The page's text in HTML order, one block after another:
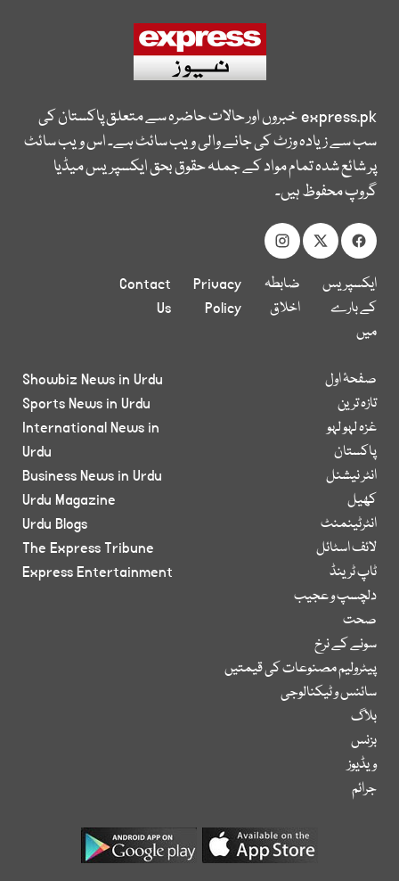
express.pkخبروں اور حالات حاضرہ سے متعلق پاکستان کی
سب سے زیادہ وزٹ کی جانے والی ویب سائٹ ہے۔ اس ویب سائٹ
پر شائع شدہ تمام مواد کے جملہ حقوق بحق ایکسپریس میڈیا
گروپ محفوظ ہیں۔
ایکسپریس
کے بارے
میں
ضابطہ
اخلاق
Privacy
Policy
Contact
Us
صفحۂ اول
تازہ ترین
غزہ لہو لہو
پاکستان
انٹر نیشنل
کھیل
انٹرٹینمنٹ
لائف اسٹائل
ٹاپ ٹرینڈ
دلچسپ و عجیب
صحت
سونے کے نرخ
پیٹرولیم مصنوعات کی قیمتیں
سائنس و ٹیکنالوجی
بلاگ
بزنس
ویڈیوز
جرائم
Showbiz News in Urdu
Sports News in Urdu
International News in
Urdu
Business News in Urdu
Urdu Magazine
Urdu Blogs
The Express Tribune
Express Entertainment